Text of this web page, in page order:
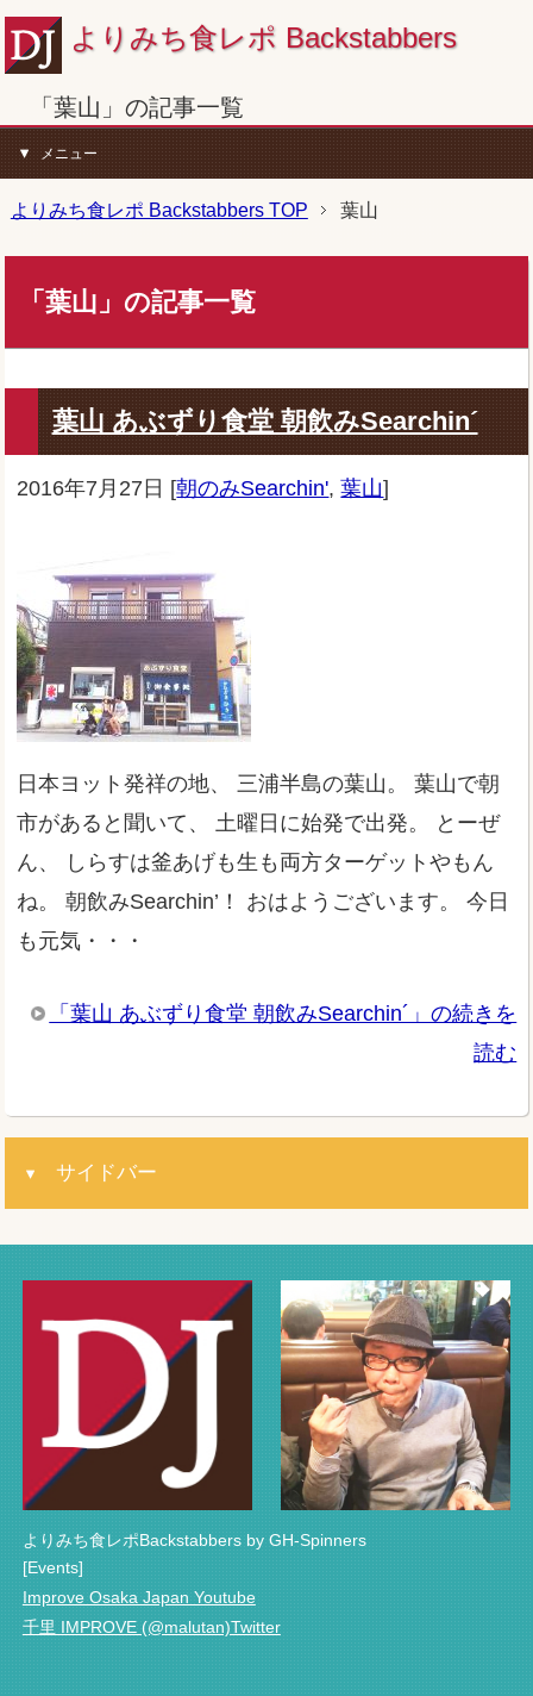
よりみち食レポ Backstabbers
「葉山」の記事一覧
メニュー
よりみち食レポ Backstabbers TOP 葉山
「葉山」の記事一覧
葉山 あぶずり食堂 朝飲みSearchin´
2016年7月27日 [朝のみSearchin',葉山]
日本ヨット発祥の地、 三浦半島の葉山。 葉山で朝
市があると聞いて、 土曜日に始発で出発。 とーぜ
ん、 しらすは釜あげも生も両方ターゲットやもん
ね。 朝飲みSearchin’！ おはようございます。 今日
も元気・・・
「葉山 あぶずり食堂 朝飲みSearchin´」の続きを
読む
サイドバー
よりみち食レポBackstabbers by GH-Spinners
[Events]
Improve Osaka Japan Youtube
千里 IMPROVE (@malutan)Twitter